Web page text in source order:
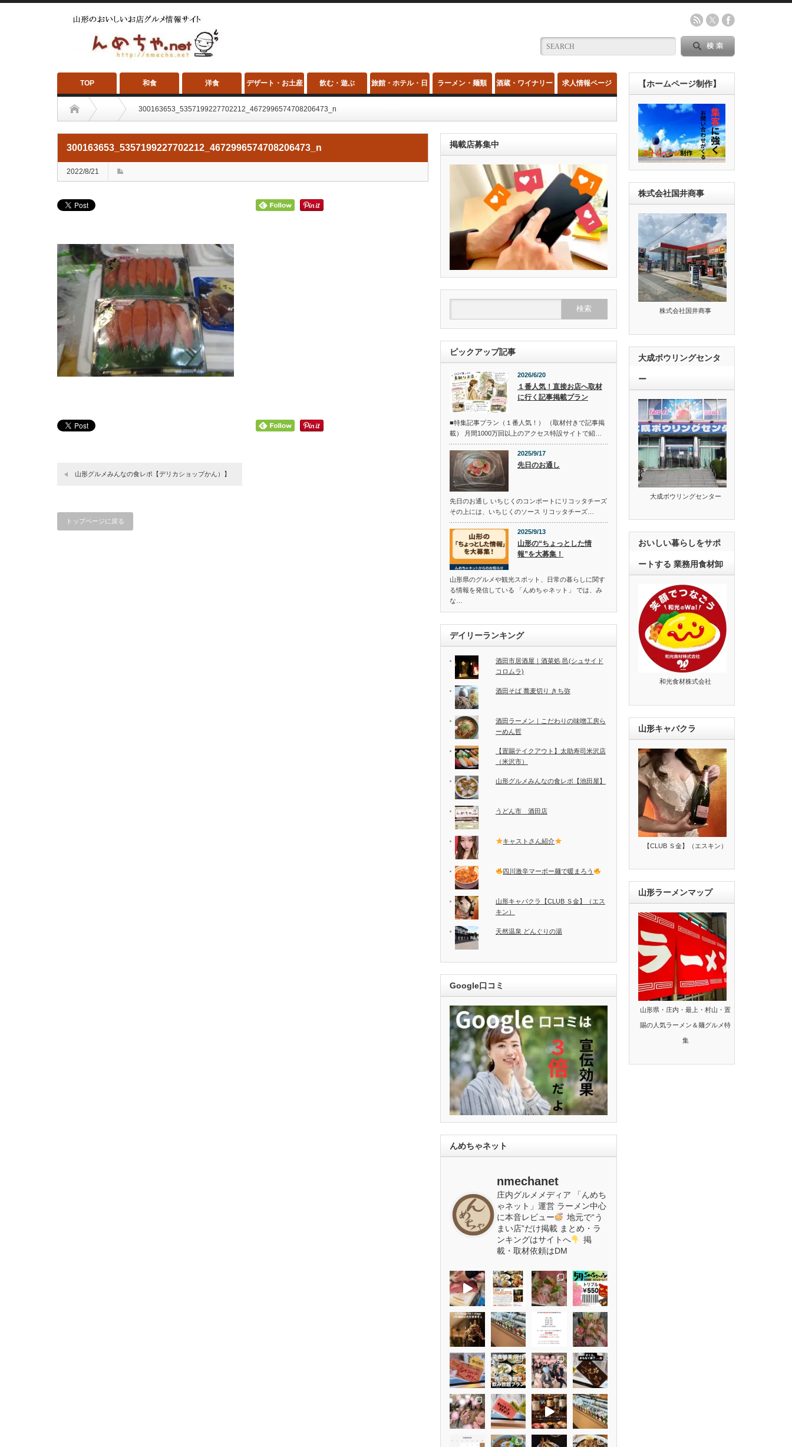
TOP 和食 洋食 デザート・お土産 飲む・遊ぶ 旅館・ホテル・日 ラーメン・麺類 酒蔵・ワイナリー 求人情報ページ
300163653_5357199227702212_4672996574708206473_n
300163653_5357199227702212_4672996574708206473_n
2022/8/21
山形グルメみんなの食レポ【デリカショップかん）】
トップページに戻る
掲載店募集中
ピックアップ記事
2026/6/20
１番人気！直接お店へ取材
に行く記事掲載プラン
■特集記事プラン（１番人気！） （取材付きで記事掲
載） 月間1000万回以上のアクセス特設サイトで紹…
2025/9/17
先日のお通し
先日のお通し いちじくのコンポートにリコッタチーズ
その上には、いちじくのソース リコッタチーズ…
2025/9/13
山形の“ちょっとした情
報”を大募集！
山形県のグルメや観光スポット、日常の暮らしに関す
る情報を発信している 「んめちゃネット」 では、み
な…
デイリーランキング
酒田市居酒屋｜酒菜処 邑(シュサイド
コロムラ)
酒田そば 蕎麦切り きち弥
酒田ラーメン｜こだわりの味噌工房ら
ーめん哲
【置賜テイクアウト】太助寿司米沢店
（米沢市）
山形グルメみんなの食レポ【池田屋】
うどん市 酒田店
キャストさん紹介
四川激辛マーボー麺で暖まろう
山形キャバクラ【CLUB Ｓ金】（エス
キン）
天然温泉 どんぐりの湯
Google口コミ
んめちゃネット
nmechanet
庄内グルメメディア 「んめち
ゃネット」運営 ラーメン中心
に本音レビュー
地元で“う
まい店”だけ掲載 まとめ・ラ
ンキングはサイトへ
掲
載・取材依頼はDM
【ホームページ制作】
株式会社国井商事
株式会社国井商事
大成ボウリングセンタ
ー
大成ボウリングセンター
おいしい暮らしをサポ
ートする 業務用食材卸
和光食材株式会社
山形キャバクラ
【CLUB Ｓ金】（エスキン）
山形ラーメンマップ
山形県・庄内・最上・村山・置
賜の人気ラーメン＆麺グルメ特
集